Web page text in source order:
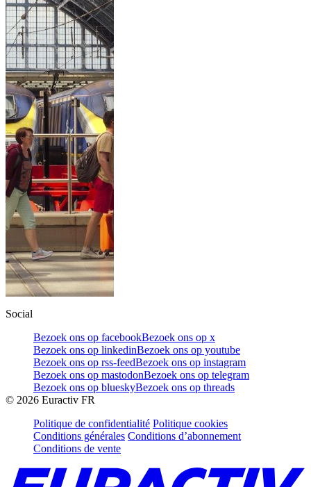
Social
Bezoek ons op facebookBezoek ons op x
Bezoek ons op linkedinBezoek ons op youtube
Bezoek ons op rss-feedBezoek ons op instagram
Bezoek ons op mastodonBezoek ons op telegram
Bezoek ons op blueskyBezoek ons op threads
© 2026 Euractiv FR
Politique de confidentialité Politique cookies
Conditions générales Conditions d’abonnement
Conditions de vente